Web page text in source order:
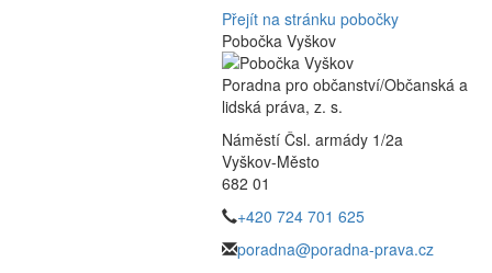
Přejít na stránku pobočky
Pobočka Vyškov
Poradna pro občanství/Občanská a
lidská práva, z. s.
Náměstí Čsl. armády 1/2a
Vyškov-Město
682 01
+420 724 701 625
poradna@poradna-prava.cz